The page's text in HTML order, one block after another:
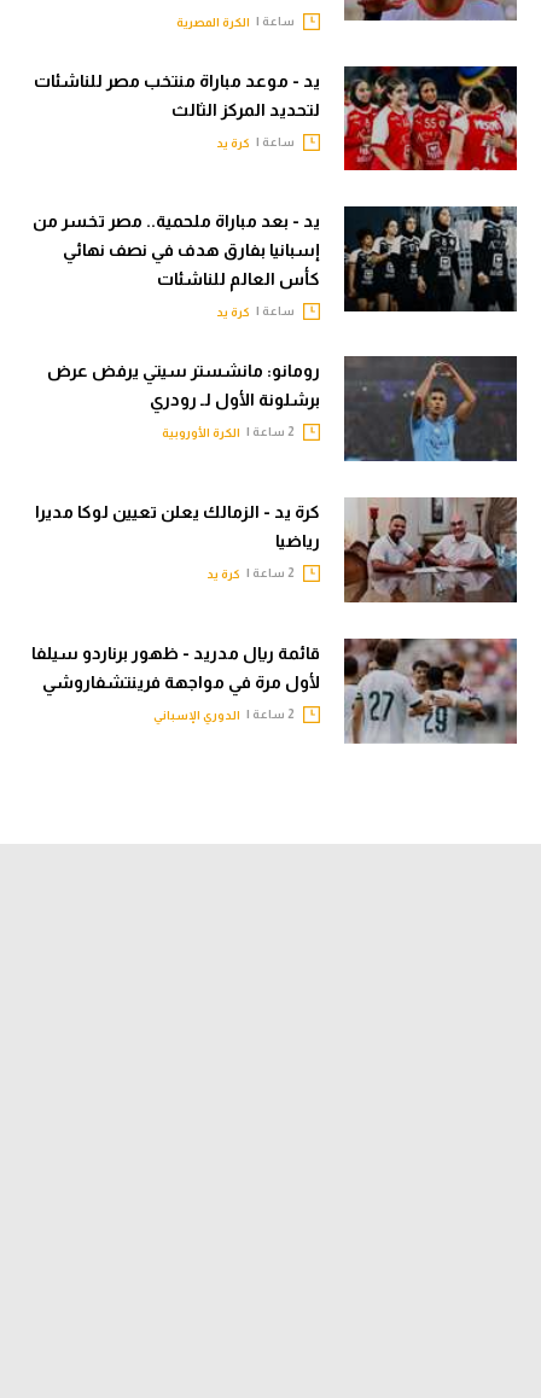
ساعة | الكرة المصرية
يد - موعد مباراة منتخب مصر للناشئات
لتحديد المركز الثالث
ساعة | كرة يد
يد - بعد مباراة ملحمية.. مصر تخسر من
إسبانيا بفارق هدف في نصف نهائي
كأس العالم للناشئات
ساعة | كرة يد
رومانو: مانشستر سيتي يرفض عرض
برشلونة الأول لـ رودري
الكرة الأوروبية
كرة يد - الزمالك يعلن تعيين لوكا مديرا
رياضيا
كرة يد
قائمة ريال مدريد - ظهور برناردو سيلفا
لأول مرة في مواجهة فرينتشفاروشي
الدوري الإسباني